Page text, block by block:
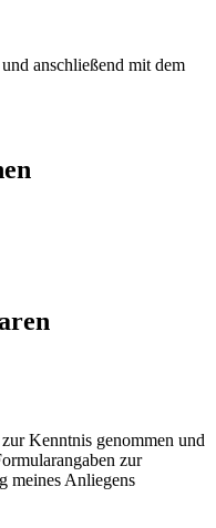
anschließend mit dem
zur Kenntnis genommen und
zur
meines Anliegens